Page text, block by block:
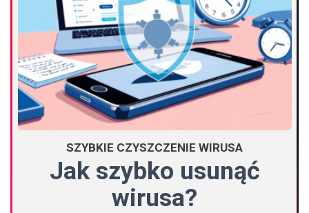
SZYBKIE CZYSZCZENIE WIRUSA
Jak szybko usunąć
wirusa?